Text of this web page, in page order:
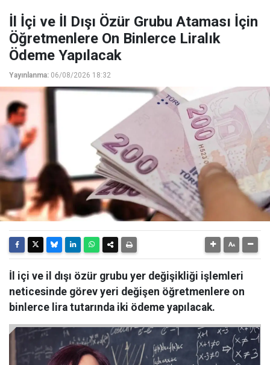
İl İçi ve İl Dışı Özür Grubu Ataması İçin
Öğretmenlere On Binlerce Liralık
Ödeme Yapılacak
Yayınlanma: 06/08/2026 18:32
İl içi ve il dışı özür grubu yer değişikliği işlemleri
neticesinde görev yeri değişen öğretmenlere on
binlerce lira tutarında iki ödeme yapılacak.